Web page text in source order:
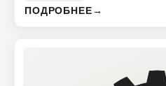
ПОДРОБНЕЕ→